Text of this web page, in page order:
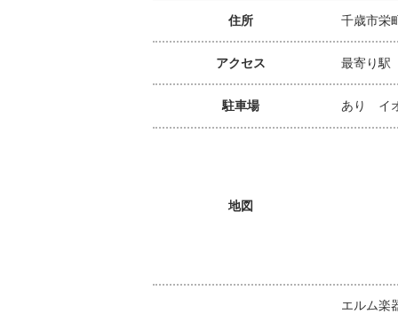
住所 千歳市栄
アクセス 最寄り駅
駐車場 あり イ
地図
エルム楽